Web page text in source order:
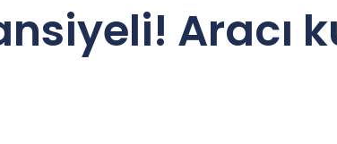
Aracı